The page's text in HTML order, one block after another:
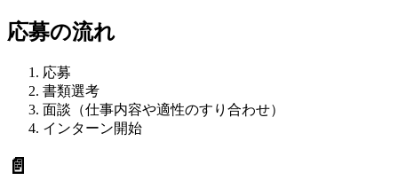
応募の流れ
応募
書類選考
面談（仕事内容や適性のすり合わせ）
インターン開始
📄